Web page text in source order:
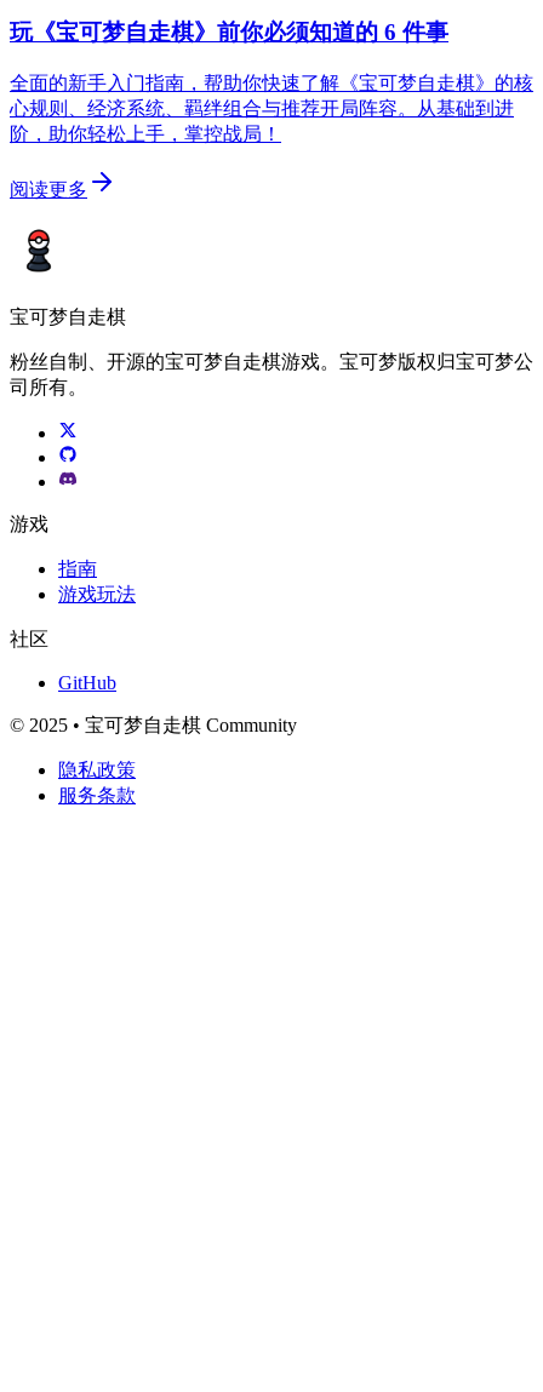
玩《宝可梦自走棋》前你必须知道的 6 件事
全面的新手入门指南，帮助你快速了解《宝可梦自走棋》的核
心规则、经济系统、羁绊组合与推荐开局阵容。从基础到进
阶，助你轻松上手，掌控战局！
阅读更多
宝可梦自走棋
粉丝自制、开源的宝可梦自走棋游戏。宝可梦版权归宝可梦公
司所有。
游戏
指南
游戏玩法
社区
GitHub
© 2025 • 宝可梦自走棋 Community
隐私政策
服务条款